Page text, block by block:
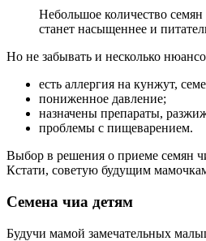
Небольшое количество
станет насыщеннее и
Но не забывать и несколько
есть аллергия на кунжут,
пониженное давление;
назначены препараты,
проблемы с пищеварением.
Выбор в решения о приеме семян
Кстати, советую будущим
Семена чиа детям
Будучи мамой замечательных